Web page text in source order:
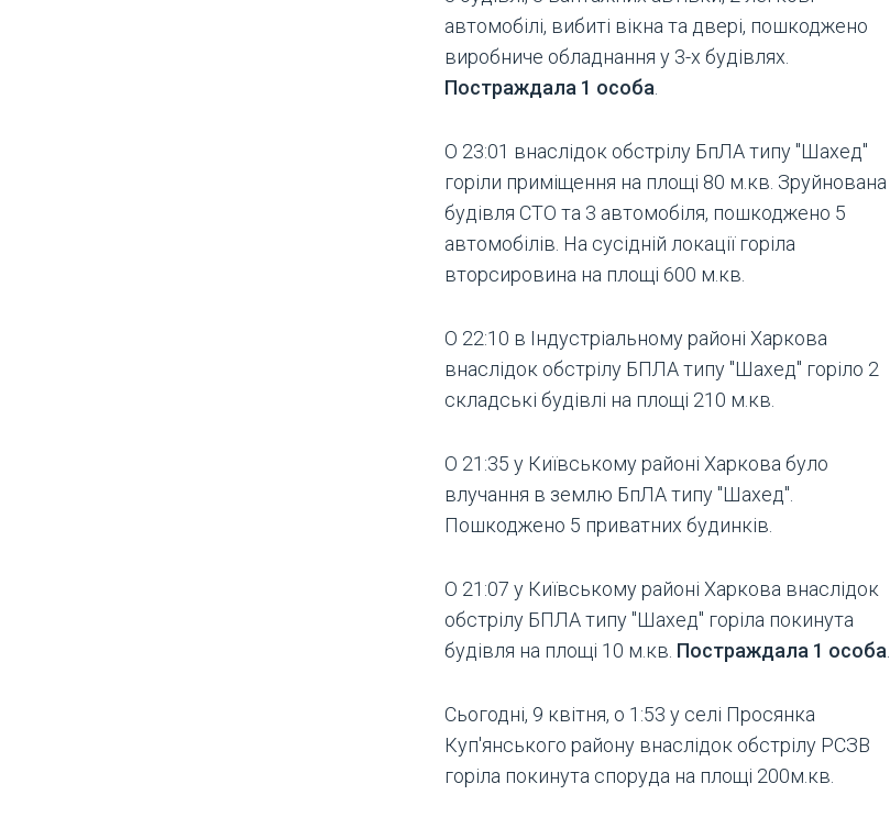
автомобілі, вибиті вікна та двері, пошкоджено
виробниче обладнання у 3-х будівлях.
Постраждала 1 особа.
О 23:01 внаслідок обстрілу БпЛА типу "Шахед"
горіли приміщення на площі 80 м.кв. Зруйнована
будівля СТО та 3 автомобіля, пошкоджено 5
автомобілів. На сусідній локації горіла
вторсировина на площі 600 м.кв.
О 22:10 в Індустріальному районі Харкова
внаслідок обстрілу БПЛА типу "Шахед" горіло 2
складські будівлі на площі 210 м.кв.
О 21:35 у Київському районі Харкова було
влучання в землю БпЛА типу "Шахед".
Пошкоджено 5 приватних будинків.
О 21:07 у Київському районі Харкова внаслідок
обстрілу БПЛА типу "Шахед" горіла покинута
будівля на площі 10 м.кв. Постраждала 1 особа.
Сьогодні, 9 квітня, о 1:53 у селі Просянка
Куп'янського району внаслідок обстрілу РСЗВ
горіла покинута споруда на площі 200м.кв.